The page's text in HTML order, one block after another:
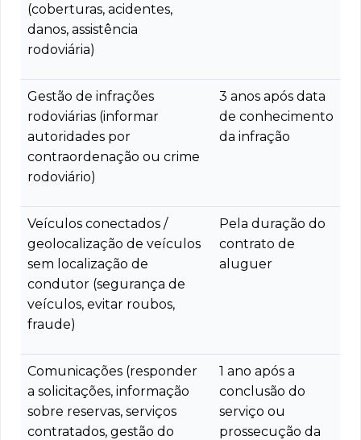
(coberturas, acidentes,
danos, assistência
rodoviária)
Gestão de infrações
rodoviárias (informar
autoridades por
contraordenação ou crime
rodoviário)
3 anos após data
de conhecimento
da infração
Veículos conectados /
geolocalização de veículos
sem localização de
condutor (segurança de
veículos, evitar roubos,
fraude)
Pela duração do
contrato de
aluguer
Comunicações (responder
a solicitações, informação
sobre reservas, serviços
contratados, gestão do
1 ano após a
conclusão do
serviço ou
prossecução da